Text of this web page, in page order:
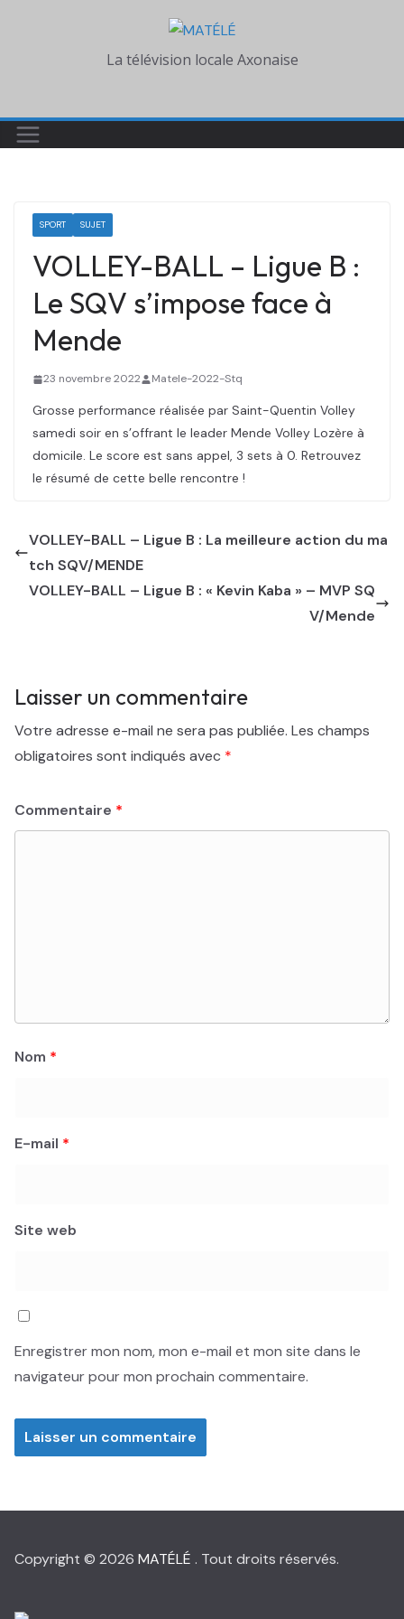
La télévision locale Axonaise
SPORT SUJET
VOLLEY-BALL – Ligue B :
Le SQV s’impose face à
Mende
23 novembre 2022 Matele-2022-Stq
Grosse performance réalisée par Saint-Quentin Volley
samedi soir en s’offrant le leader Mende Volley Lozère à
domicile. Le score est sans appel, 3 sets à 0. Retrouvez
le résumé de cette belle rencontre !
VOLLEY-BALL – Ligue B : La meilleure action du ma
tch SQV/MENDE
VOLLEY-BALL – Ligue B : « Kevin Kaba » – MVP SQ
V/Mende
Laisser un commentaire
Votre adresse e-mail ne sera pas publiée. Les champs
obligatoires sont indiqués avec *
Commentaire *
Nom *
E-mail *
Site web
Enregistrer mon nom, mon e-mail et mon site dans le
navigateur pour mon prochain commentaire.
Copyright © 2026 MATÉLÉ . Tout droits réservés.